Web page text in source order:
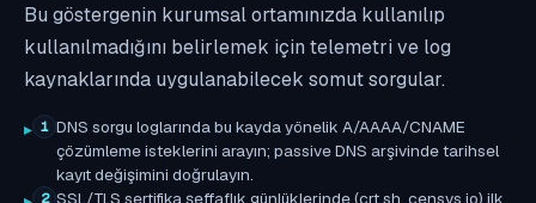
Bu göstergenin kurumsal ortamınızda kullanılıp
kullanılmadığını belirlemek için telemetri ve log
kaynaklarında uygulanabilecek somut sorgular.
1 DNS sorgu loglarında bu kayda yönelik A/AAAA/CNAME
çözümleme isteklerini arayın; passive DNS arşivinde tarihsel
kayıt değişimini doğrulayın.
2 SSL/TLS sertifika şeffaflık günlüklerinde (crt.sh, censys.io) ilk